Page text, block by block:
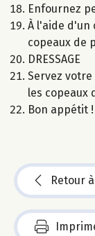
Enfournez
À l'aide d'un
copeaux de
DRESSAGE
Servez
les copeaux
Bon appétit !
Retour